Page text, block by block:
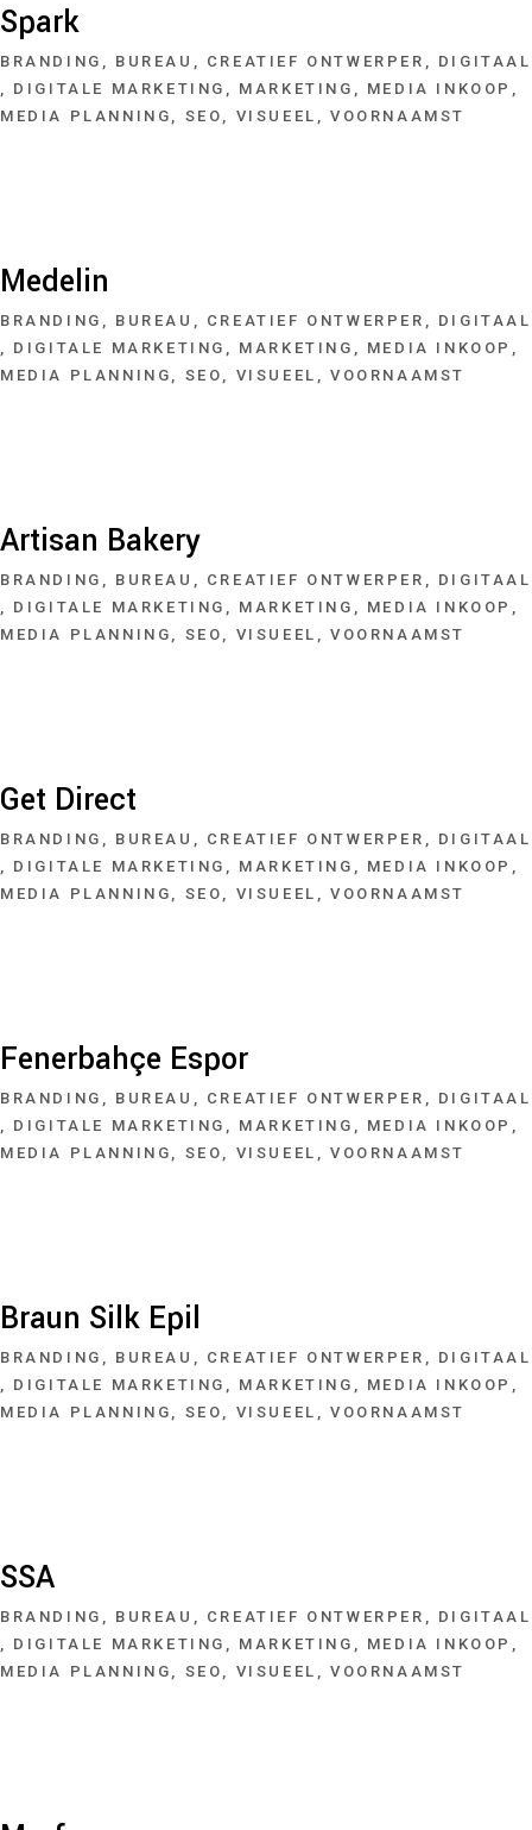
Spark
BRANDING BUREAU CREATIEF ONTWERPER
DIGITAAL
DIGITALE MARKETING
MARKETING
MEDIA INKOOP
MEDIA PLANNING
SEO VISUEEL VOORNAAMST
Medelin
BRANDING BUREAU CREATIEF ONTWERPER
DIGITAAL
DIGITALE MARKETING
MARKETING
MEDIA INKOOP
MEDIA PLANNING
SEO VISUEEL VOORNAAMST
Artisan Bakery
BRANDING BUREAU CREATIEF ONTWERPER
DIGITAAL
DIGITALE MARKETING
MARKETING
MEDIA INKOOP
MEDIA PLANNING
SEO VISUEEL VOORNAAMST
Get Direct
BRANDING BUREAU CREATIEF ONTWERPER
DIGITAAL
DIGITALE MARKETING
MARKETING
MEDIA INKOOP
MEDIA PLANNING
SEO VISUEEL VOORNAAMST
Fenerbahçe Espor
BRANDING BUREAU CREATIEF ONTWERPER
DIGITAAL
DIGITALE MARKETING
MARKETING
MEDIA INKOOP
MEDIA PLANNING
SEO VISUEEL VOORNAAMST
Braun Silk Epil
BRANDING BUREAU CREATIEF ONTWERPER
DIGITAAL
DIGITALE MARKETING
MARKETING
MEDIA INKOOP
MEDIA PLANNING
SEO VISUEEL VOORNAAMST
SSA
BRANDING BUREAU CREATIEF ONTWERPER
DIGITAAL
DIGITALE MARKETING
MARKETING
MEDIA INKOOP
MEDIA PLANNING
SEO VISUEEL VOORNAAMST